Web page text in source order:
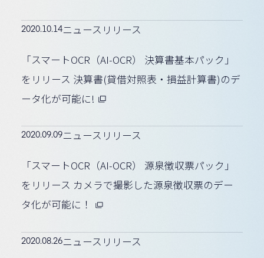
2020.10.14ニュースリリース
「スマートOCR（AI-OCR） 決算書基本パック」
をリリース 決算書(貸借対照表・損益計算書)のデ
ータ化が可能に!
2020.09.09ニュースリリース
「スマートOCR（AI-OCR） 源泉徴収票パック」
をリリース カメラで撮影した源泉徴収票のデー
タ化が可能に！
2020.08.26ニュースリリース